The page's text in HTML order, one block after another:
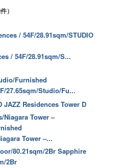
）
/ 54F/28.91sqm/S...
27.65sqm/Studio/Fu...
JAZZ Residences Tower D
Tower –...
Sapphire
2Br